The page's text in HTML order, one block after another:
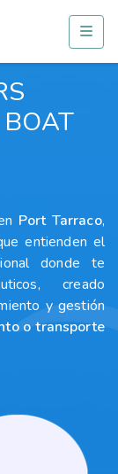
Port Tarraco,
entienden el
donde te
creado
y gestión
o transporte